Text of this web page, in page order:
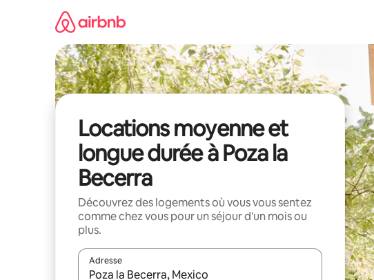
Locations moyenne et
longue durée à Poza la
Becerra
Découvrez des logements où vous vous sentez
comme chez vous pour un séjour d'un mois ou
plus.
Adresse
Lorsque les résultats s'affichent, utilisez les flèches vers le haut